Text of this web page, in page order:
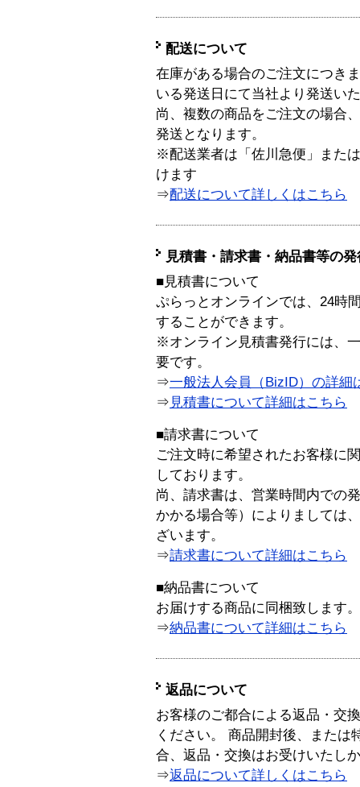
配送について
在庫がある場合のご注文につき
いる発送日にて当社より発送い
尚、複数の商品をご注文の場合
発送となります。
※配送業者は「佐川急便」また
けます
⇒配送について詳しくはこちら
見積書・請求書・納品書等の
■見積書について
ぷらっとオンラインでは、24時
することができます。
※オンライン見積書発行には、
要です。
⇒一般法人会員（BizID）の詳細
⇒ 見積書について詳細はこちら
■請求書について
ご注文時に希望されたお客様に
しております。
尚、請求書は、営業時間内での
かかる場合等）によりましては
ざいます。
⇒請求書について詳細はこちら
■納品書について
お届けする商品に同梱致します。
⇒納品書について詳細はこちら
返品について
お客様のご都合による返品・交
ください。 商品開封後、または
合、返品・交換はお受けいたし
⇒返品について詳しくはこちら